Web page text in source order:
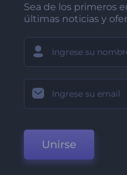
Sea de los primeros
últimas noticias y
Unirse